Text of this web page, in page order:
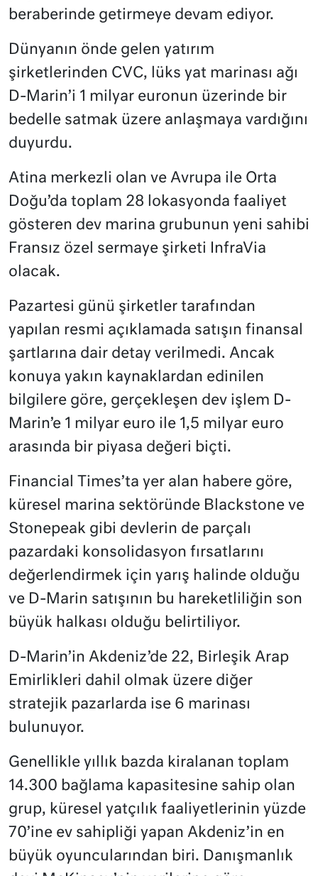
beraberinde getirmeye devam ediyor.
Dünyanın önde gelen yatırım
şirketlerinden CVC, lüks yat marinası ağı
D-Marin’i 1 milyar euronun üzerinde bir
bedelle satmak üzere anlaşmaya vardığını
duyurdu.
Atina merkezli olan ve Avrupa ile Orta
Doğu’da toplam 28 lokasyonda faaliyet
gösteren dev marina grubunun yeni sahibi
Fransız özel sermaye şirketi InfraVia
olacak.
Pazartesi günü şirketler tarafından
yapılan resmi açıklamada satışın finansal
şartlarına dair detay verilmedi. Ancak
konuya yakın kaynaklardan edinilen
bilgilere göre, gerçekleşen dev işlem D-
Marin’e 1 milyar euro ile 1,5 milyar euro
arasında bir piyasa değeri biçti.
Financial Times’ta yer alan habere göre,
küresel marina sektöründe Blackstone ve
Stonepeak gibi devlerin de parçalı
pazardaki konsolidasyon fırsatlarını
değerlendirmek için yarış halinde olduğu
ve D-Marin satışının bu hareketliliğin son
büyük halkası olduğu belirtiliyor.
D-Marin’in Akdeniz’de 22, Birleşik Arap
Emirlikleri dahil olmak üzere diğer
stratejik pazarlarda ise 6 marinası
bulunuyor.
Genellikle yıllık bazda kiralanan toplam
14.300 bağlama kapasitesine sahip olan
grup, küresel yatçılık faaliyetlerinin yüzde
70’ine ev sahipliği yapan Akdeniz’in en
büyük oyuncularından biri. Danışmanlık